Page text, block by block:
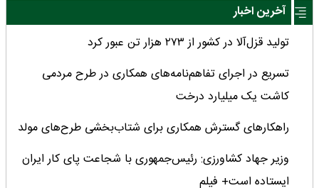
آخرین اخبار
تولید قزل‌آلا در کشور از ۲۷۳ هزار تن عبور کرد
تسریع در اجرای تفاهم‌نامه‌های همکاری در طرح مردمی
کاشت یک میلیارد درخت
راهکارهای گسترش همکاری برای شتاب‌بخشی طرح‌های مولد
وزیر جهاد کشاورزی: رئیس‌جمهوری با شجاعت پای کار ایران
ایستاده است+ فیلم